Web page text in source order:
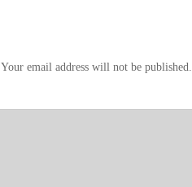
Your email address will not be published.